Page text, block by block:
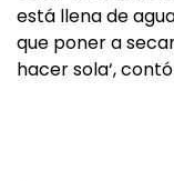
está llena de
que poner a
hacer sola‘,